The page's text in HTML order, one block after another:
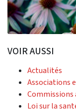
VOIR AUSSI
Actualités
Associations
Loi sur la